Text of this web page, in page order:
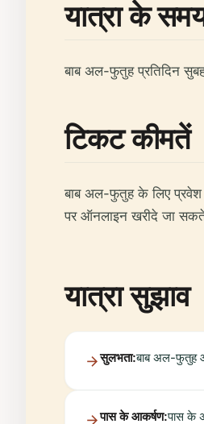
यात्रा के
बाब अल-फुतुह प्रतिदिन
टिकट कीमतें
बाब अल-फुतुह के लिए
पर ऑनलाइन खरीदे जा
यात्रा सुझाव
सुलभता:बाब अल-फुतुह
पास के आकर्षण:पास के